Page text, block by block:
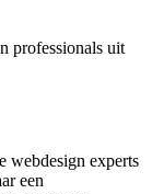
professionals uit
webdesign experts
een